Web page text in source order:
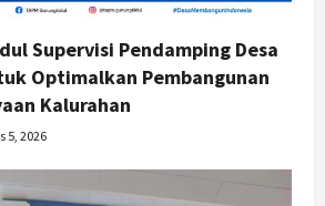
Supervisi Pendamping Desa
Optimalkan Pembangunan
Kalurahan
5, 2026